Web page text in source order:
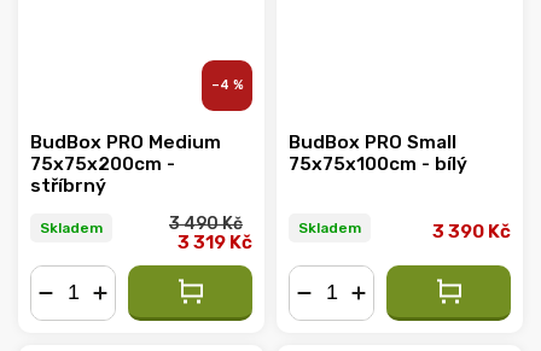
–4 %
BudBox PRO Medium
75x75x200cm -
stříbrný
Skladem 3 490 Kč
3 319 Kč
BudBox PRO Small
75x75x100cm - bílý
Skladem 3 390 Kč